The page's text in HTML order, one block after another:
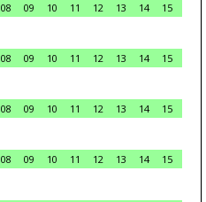
08 09 10 11 12 13 14
15
08 09 10 11 12 13 14
15
08 09 10 11 12 13 14
15
08 09 10 11 12 13 14
15